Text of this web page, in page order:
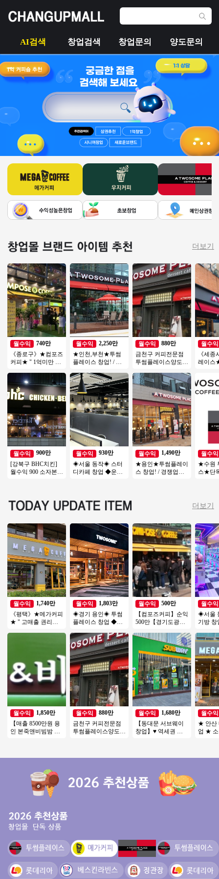
AI검색 창업검색 창업문의 양도문의
더보기
월수익
740만
《종로구》★컴포즈
커피★ " 1억미만 소
업몰 특급
월수익
900만
[강북구 BHC치킨]
월수익 900 소자본/
월수익
2,250만
★인천,부천★투썸
플레이스 창업! / 지
고수익 창업!
월수익
930만
◈서울 동작◈ 스터
디카페 창업 ◆운영
월수익
880만
금천구 커피전문점
투썸플레이스양도양
연락주세요
월수익
1,490만
★용인★투썸플레이
스 창업! / 경쟁업체
월수익
《세
레이스
월수익
★수원
스★단
더보기
월수익
1,740만
《평택》★메가커피
★ " 고매출 권리금
월수익
1,850만
【매출 8500만원 용
인 본죽앤비빔밤 창
월수익
1,803만
◈경기 용인◈ 투썸
플레이스 창업 ◆리
자본창업/초보창업/
수익성창업
월수익
880만
금천구 커피전문점
투썸플레이스양도양
월수익
500만
【컴포즈커피】순익
500만【경기도광
업 오토운영중, 입지
월수익
1,680만
【동대문 서브웨이
창업】♥ 역세권 오
월수익
◈서울
기방
초보창
직장인
월수익
★ 안산
업 ★ 소